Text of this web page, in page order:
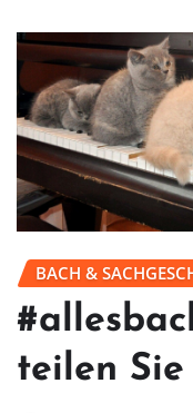
BACH &
teilen